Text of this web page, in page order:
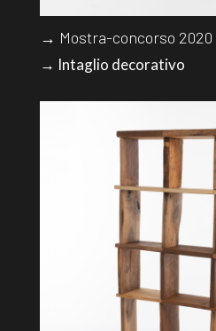
→ Mostra-concorso 2020
→ Intaglio decorativo